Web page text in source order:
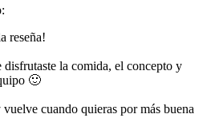
reseña!
disfrutaste la comida, el concepto y
🙂
cuando quieras por más buena